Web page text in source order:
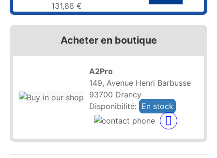
131,88 €
Acheter en boutique
A2Pro
149, Avenue Henri Barbusse
93700 Drancy
Disponibilité: En stock